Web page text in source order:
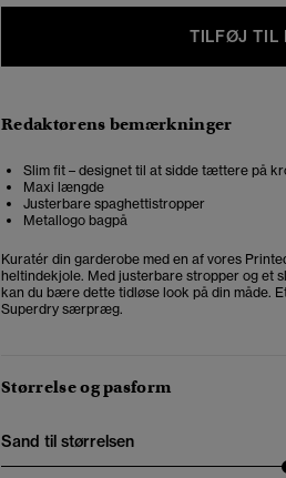
TILFØJ TIL
Redaktørens bemærkninger
Slim fit – designet til at sidde tættere på
Maxi længde
Justerbare spaghettistropper
Metallogo bagpå
Kuratér din garderobe med en af vores
heltindekjole. Med justerbare stropper og et
kan du bære dette tidløse look på din måde.
Superdry særpræg.
Størrelse og pasform
Sand til størrelsen